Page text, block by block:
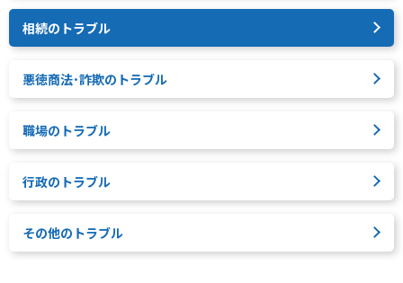
相続のトラブル
悪徳商法･詐欺のトラブル
職場のトラブル
行政のトラブル
その他のトラブル